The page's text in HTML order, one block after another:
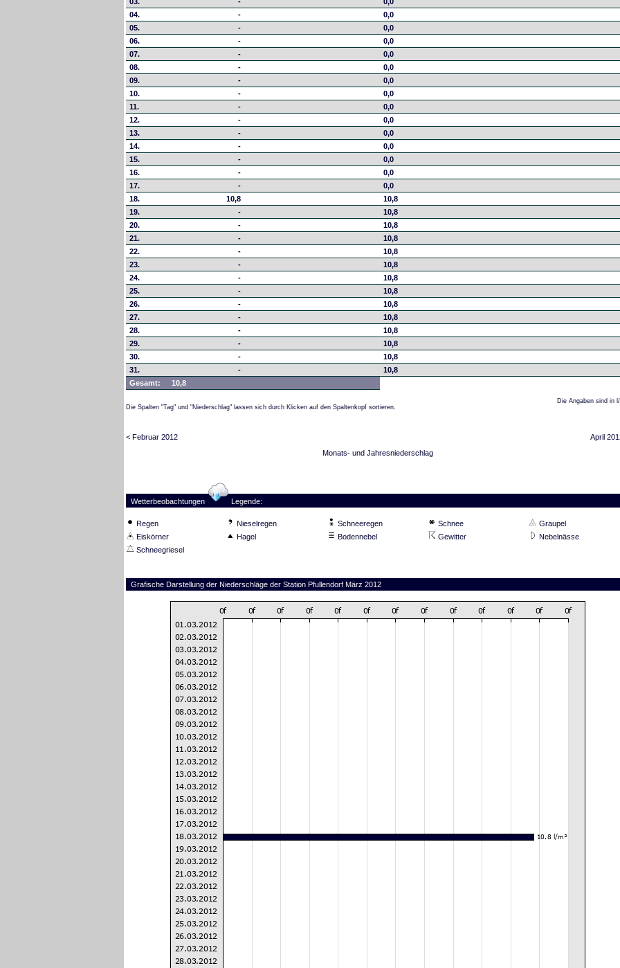
04.
-
0,0
05.
-
0,0
06.
-
0,0
07.
-
0,0
08.
-
0,0
09.
-
0,0
10.
-
0,0
11.
-
0,0
12.
-
0,0
13.
-
0,0
14.
-
0,0
15.
-
0,0
16.
-
0,0
17.
-
0,0
18.
10,8
10,8
19.
-
10,8
20.
-
10,8
21.
-
10,8
22.
-
10,8
23.
-
10,8
24.
-
10,8
25.
-
10,8
26.
-
10,8
27.
-
10,8
28.
-
10,8
29.
-
10,8
30.
-
10,8
31.
-
10,8
Gesamt:
10,8
Die Spalten "Tag" und "Niederschlag" lassen sich durch Klicken auf den Spaltenkopf sortieren.
Die Angaben sind in l/
< Februar 2012
April
Monats- und Jahresniederschlag
Wetterbeobachtungen Legende:
Regen Nieselregen Schneeregen Schnee
Graupel
Eiskörner
Hagel Bodennebel Gewitter
Nebelnässe
Schneegriesel
Grafische Darstellung der Niederschläge der Station Pfullendorf März 2012